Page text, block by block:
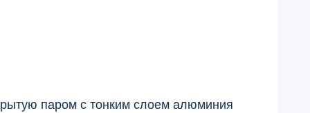
паром с тонким слоем алюминия